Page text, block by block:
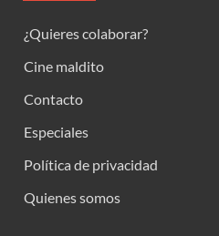
¿Quieres colaborar?
Cine maldito
Contacto
Especiales
Política de privacidad
Quienes somos